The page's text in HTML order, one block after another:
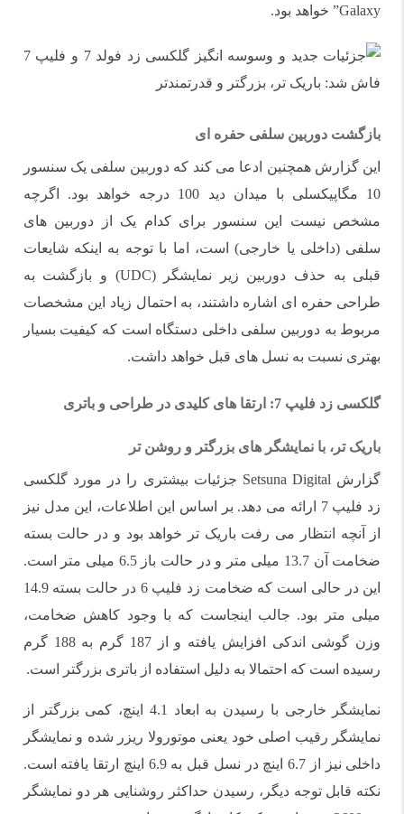
Galaxy” خواهد بود.
بازگشت دوربین سلفی حفره ای
این گزارش همچنین ادعا می کند که دوربین سلفی یک سنسور
10 مگاپیکسلی با میدان دید 100 درجه خواهد بود. اگرچه
مشخص نیست این سنسور برای کدام یک از دوربین های
سلفی (داخلی یا خارجی) است، اما با توجه به اینکه شایعات
قبلی به حذف دوربین زیر نمایشگر (UDC) و بازگشت به
طراحی حفره ای اشاره داشتند، به احتمال زیاد این مشخصات
مربوط به دوربین سلفی داخلی دستگاه است که کیفیت بسیار
بهتری نسبت به نسل های قبل خواهد داشت.
گلکسی زد فلیپ 7: ارتقا های کلیدی در طراحی و باتری
باریک تر، با نمایشگر های بزرگتر و روشن تر
گزارش Setsuna Digital جزئیات بیشتری را در مورد گلکسی
زد فلیپ 7 ارائه می دهد. بر اساس این اطلاعات، این مدل نیز
از آنچه انتظار می رفت باریک تر خواهد بود و در حالت بسته
ضخامت آن 13.7 میلی متر و در حالت باز 6.5 میلی متر است.
این در حالی است که ضخامت زد فلیپ 6 در حالت بسته 14.9
میلی متر بود. جالب اینجاست که با وجود کاهش ضخامت،
وزن گوشی اندکی افزایش یافته و از 187 گرم به 188 گرم
رسیده است که احتمالا به دلیل استفاده از باتری بزرگتر است.
نمایشگر خارجی با رسیدن به ابعاد 4.1 اینچ، کمی بزرگتر از
نمایشگر رقیب اصلی خود یعنی موتورولا ریزر شده و نمایشگر
داخلی نیز از 6.7 اینچ در نسل قبل به 6.9 اینچ ارتقا یافته است.
نکته قابل توجه دیگر، رسیدن حداکثر روشنایی هر دو نمایشگر